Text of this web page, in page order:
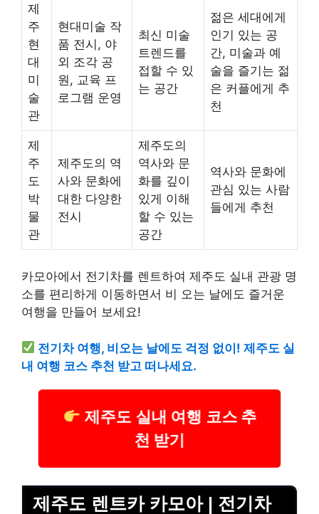
제
주
현
대
미
술
관
현대미술 작
품 전시, 야
외 조각 공
원, 교육 프
로그램 운영
최신 미술
트렌드를
접할 수 있
는 공간
젊은 세대에게
인기 있는 공
간, 미술과 예
술을 즐기는 젊
은 커플에게 추
천
제
주
도
박
물
관
제주도의 역
사와 문화에
대한 다양한
전시
제주도의
역사와 문
화를 깊이
있게 이해
할 수 있는
공간
역사와 문화에
관심 있는 사람
들에게 추천
카모아에서 전기차를 렌트하여 제주도 실내 관광 명
소를 편리하게 이동하면서 비 오는 날에도 즐거운
여행을 만들어 보세요!
전기차 여행, 비오는 날에도 걱정 없이! 제주도 실
내 여행 코스 추천 받고 떠나세요.
제주도 실내 여행 코스 추
천 받기
제주도 렌트카 카모아 | 전기차